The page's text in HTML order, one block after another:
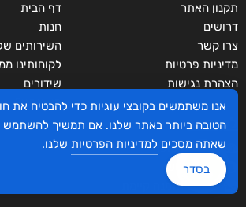
משולש המכשפה
תקנון האתר
דרושים
צרו קשר
מדיניות פרטיות
הצהרת נגישות
לקוחות
סביבת סופר
איזור אישי
ביטול הזמנה קיימת
דף הבית
חנות
השירותים
לקוחותינו
שידורים
מי אנחנו?
אנו משתמשים בקובצי עוגיות כדי להבטיח את
הטובה ביותר באתר שלנו. אם תמשיך להשתמש
שאתה מסכים למדיניות הפרטיות שלנו.
בסדר